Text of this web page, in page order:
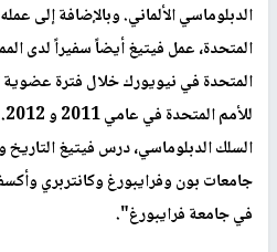
الدبلوماسي الألماني. وبالإضافة إلى
المتحدة، عمل فيتيغ أيضاً سفيراً لدى
المتحدة في نيويورك خلال فترة عضوية
السلك الدبلوماسي، درس فيتيغ التاريخ
جامعات بون وفرايبورغ وكانتربري
في جامعة فرايبورغ".